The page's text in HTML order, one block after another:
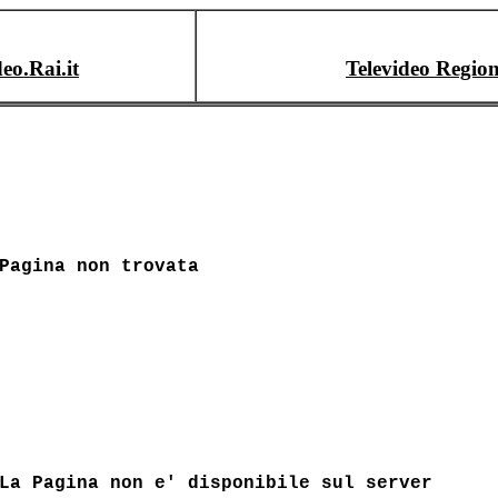
Televideo
Pagina non trovata
La Pagina non e' disponibile sul server